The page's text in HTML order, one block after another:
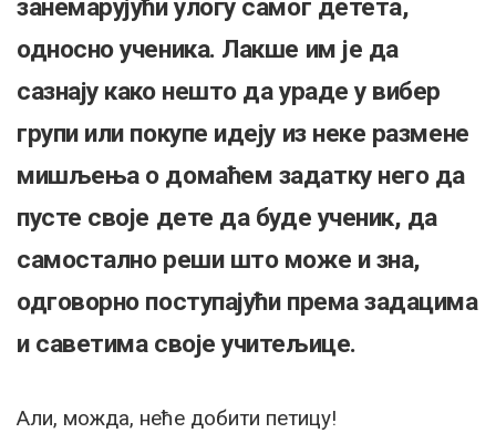
занемарујући улогу самог детета,
односно ученика. Лакше им је да
сазнају како нешто да ураде у вибер
групи или покупе идеју из неке размене
мишљења о домаћем задатку него да
пусте своје дете да буде ученик, да
самостално реши што може и зна,
одговорно поступајући према задацима
и саветима своје учитељице.
Али, можда, неће добити петицу!